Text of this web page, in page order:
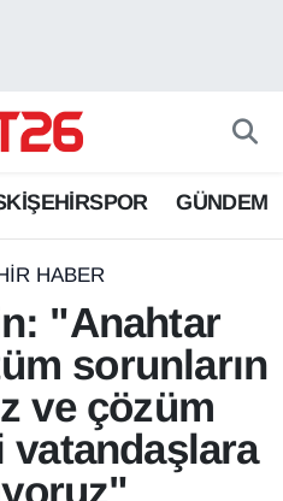
GÜNDEM
HABER
"Anahtar
sorunların
ve çözüm
Haritası
ve Fikstür